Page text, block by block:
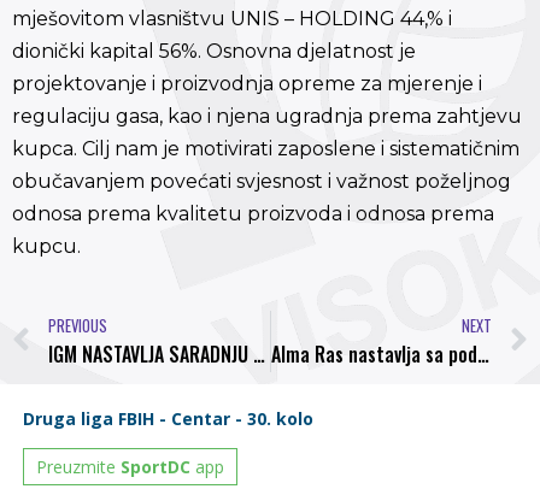
mješovitom vlasništvu UNIS – HOLDING 44,% i
dionički kapital 56%. Osnovna djelatnost je
projektovanje i proizvodnja opreme za mjerenje i
regulaciju gasa, kao i njena ugradnja prema zahtjevu
kupca. Cilj nam je motivirati zaposlene i sistematičnim
obučavanjem povećati svjesnost i važnost poželjnog
odnosa prema kvalitetu proizvoda i odnosa prema
kupcu.
PREVIOUS
IGM NASTAVLJA SARADNJU SA NK BOSNA VISOKO
NEXT
Alma Ras nastavlja sa podrškom NK Bosna